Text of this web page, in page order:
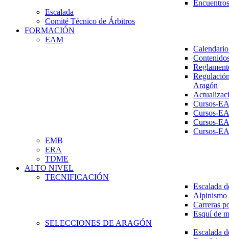
Escalada
Comité Técnico de Árbitros
FORMACIÓN
EAM
Aragón
Cursos-
Cursos-
Cursos-
Cursos-
EMB
ERA
TDME
ALTO NIVEL
TECNIFICACIÓN
Escalada
Alpinismo
Carreras
Esquí de
SELECCIONES DE ARAGÓN
Escalada